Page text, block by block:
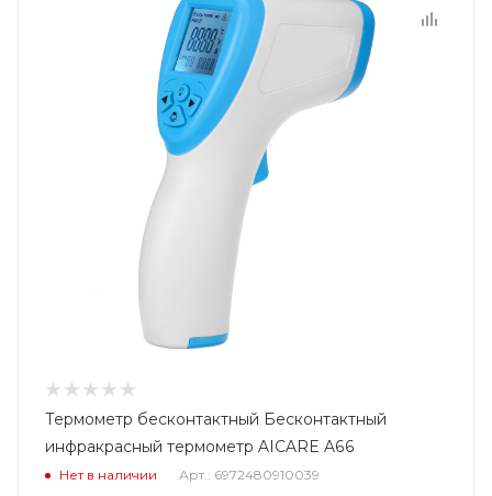
Термометр бесконтактный Бесконтактный
инфракрасный термометр AICARE A66
Нет в наличии Арт.: 6972480910039